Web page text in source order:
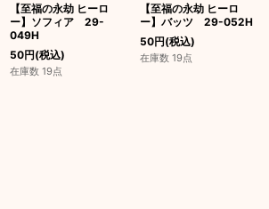
【至福の永劫 ヒーロ
ー】ソフィア 29-
049H
50円(税込)
在庫数 19点
【至福の永劫 ヒーロ
ー】バッツ 29-052H
50円(税込)
在庫数 19点